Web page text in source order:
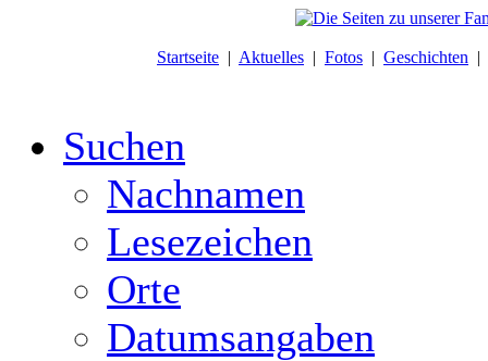
Startseite | Aktuelles | Fotos | Geschichten |
Suchen
Nachnamen
Lesezeichen
Orte
Datumsangaben